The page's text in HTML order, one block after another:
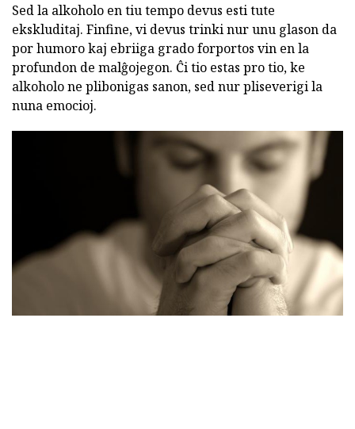
Sed la alkoholo en tiu tempo devus esti tute
ekskluditaj. Finfine, vi devus trinki nur unu glason da
por humoro kaj ebriiga grado forportos vin en la
profundon de malĝojegon. Ĉi tio estas pro tio, ke
alkoholo ne plibonigas sanon, sed nur pliseverigi la
nuna emocioj.